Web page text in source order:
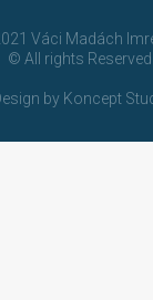
Váci Madách
© All rights Reserved.
by Koncept